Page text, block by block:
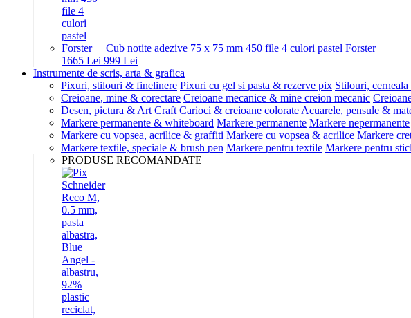
Cub notite adezive 75 x 75 mm 450 file 4 culori pastel Forster
1665 Lei 999 Lei
Instrumente de scris, arta & grafica
Pixuri, stilouri & finelinere Pixuri cu gel si pasta & rezerve pix Stilouri,
Creioane, mine & corectare Creioane mecanice & mine creion mecanic
Desen, pictura & Art Craft Carioci & creioane colorate Acuarele, pensule &
Markere permanente & whiteboard Markere permanente Markere nepermanente
Markere cu vopsea, acrilice & graffiti Markere cu vopsea & acrilice Markere
Markere textile, speciale & brush pen Markere pentru textile Markere pentru
PRODUSE RECOMANDATE